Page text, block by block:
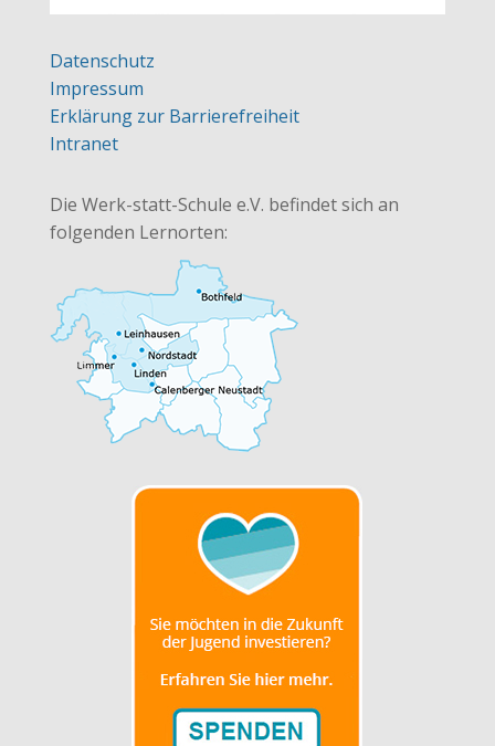
Datenschutz
Impressum
Erklärung zur Barrierefreiheit
Intranet
Die Werk-statt-Schule e.V. befindet sich an
folgenden Lernorten: